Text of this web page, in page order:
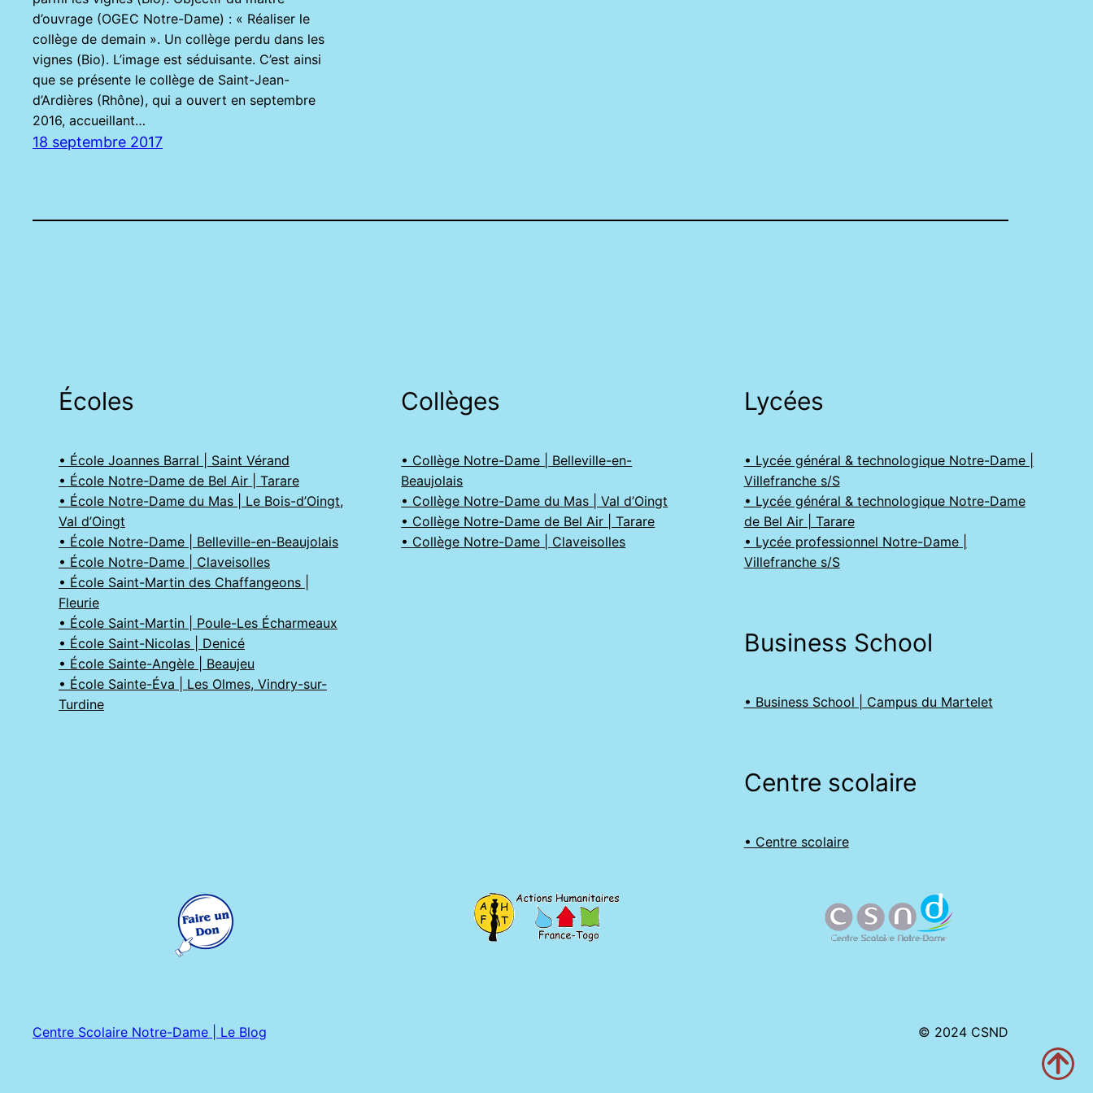
d’ouvrage (OGEC Notre-Dame) : « Réaliser le
collège de demain ». Un collège perdu dans les
vignes (Bio). L’image est séduisante. C’est ainsi
que se présente le collège de Saint-Jean-
d’Ardières (Rhône), qui a ouvert en septembre
2016, accueillant…
18 septembre 2017
Écoles
• École Joannes Barral | Saint Vérand
• École Notre-Dame de Bel Air | Tarare
• École Notre-Dame du Mas | Le Bois-d’Oingt,
Val d’Oingt
• École Notre-Dame | Belleville-en-Beaujolais
• École Notre-Dame | Claveisolles
• École Saint-Martin des Chaffangeons |
Fleurie
• École Saint-Martin | Poule-Les Écharmeaux
• École Saint-Nicolas | Denicé
• École Sainte-Angèle | Beaujeu
• École Sainte-Éva | Les Olmes, Vindry-sur-
Turdine
Collèges
• Collège Notre-Dame | Belleville-en-
Beaujolais
• Collège Notre-Dame du Mas | Val d’Oingt
• Collège Notre-Dame de Bel Air | Tarare
• Collège Notre-Dame | Claveisolles
Lycées
• Lycée général & technologique Notre-Dame |
Villefranche s/S
• Lycée général & technologique Notre-Dame
de Bel Air | Tarare
• Lycée professionnel Notre-Dame |
Villefranche s/S
Business School
• Business School | Campus du Martelet
Centre scolaire
• Centre scolaire
Centre Scolaire Notre-Dame | Le Blog © 2024 CSND